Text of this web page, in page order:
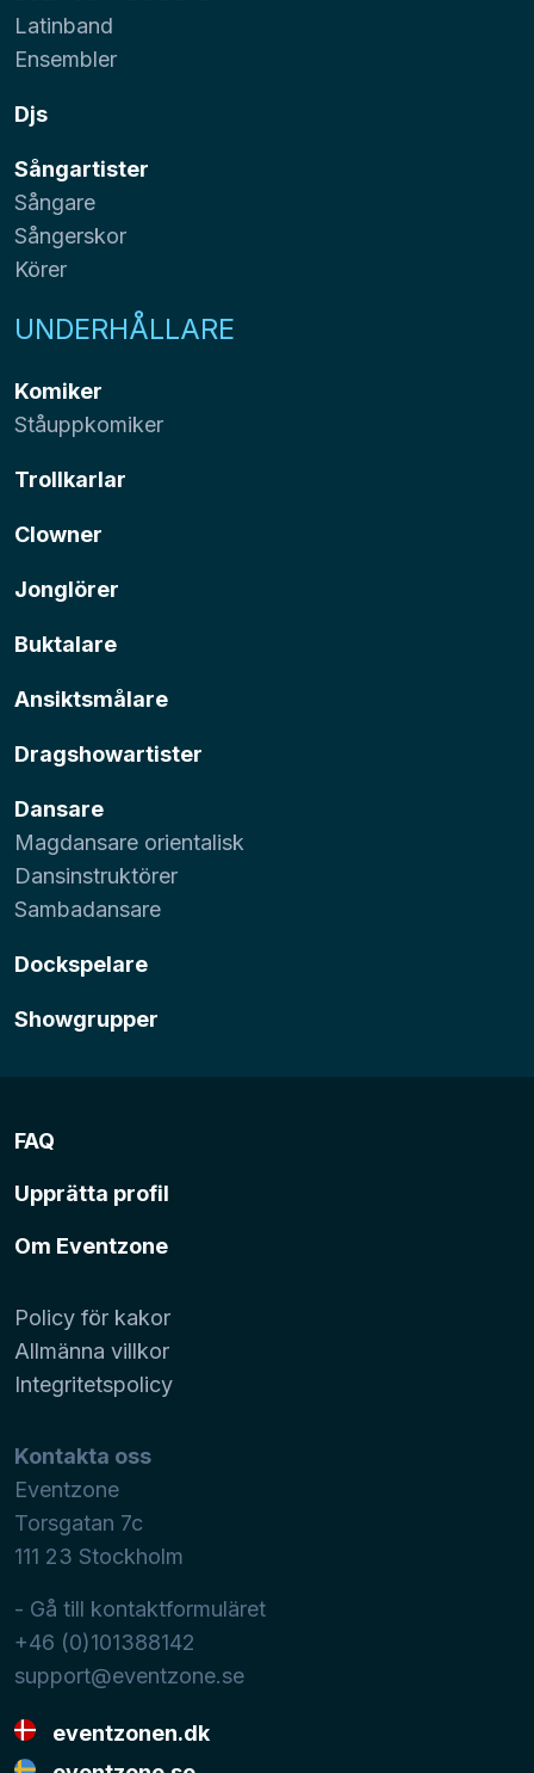
Latinband
Ensembler
Djs
Sångartister
Sångare
Sångerskor
Körer
UNDERHÅLLARE
Komiker
Ståuppkomiker
Trollkarlar
Clowner
Jonglörer
Buktalare
Ansiktsmålare
Dragshowartister
Dansare
Magdansare orientalisk
Dansinstruktörer
Sambadansare
Dockspelare
Showgrupper
FAQ
Upprätta profil
Om Eventzone
Policy för kakor
Allmänna villkor
Integritetspolicy
Kontakta oss
Eventzone
Torsgatan 7c
111 23 Stockholm
- Gå till kontaktformuläret
+46 (0)101388142
support@eventzone.se
eventzonen.dk